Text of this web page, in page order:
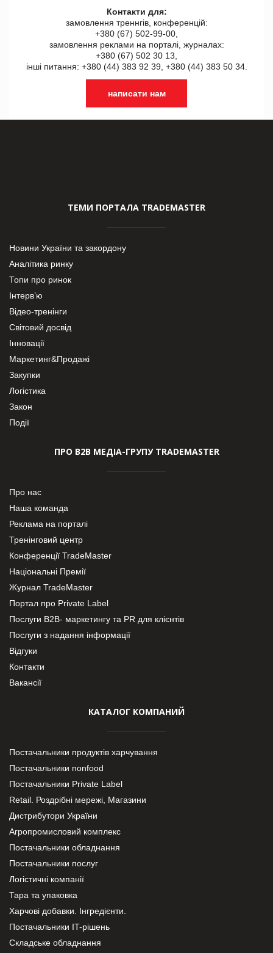
Контакти для:
замовлення треннгів, конференцій:
+380 (67) 502-99-00,
замовлення реклами на порталі, журналах:
+380 (67) 502 30 13,
інші питання: +380 (44) 383 92 39, +380 (44) 383 50 34.
написати нам
ТЕМИ ПОРТАЛА TRADEMASTER
Новини України та закордону
Аналітика ринку
Топи про ринок
Інтерв’ю
Відео-тренінги
Світовий досвід
Інновації
Маркетинг&Продажі
Закупки
Логістика
Закон
Події
ПРО В2В МЕДІА-ГРУПУ TRADEMASTER
Про нас
Наша команда
Реклама на порталі
Тренінговий центр
Конференції TradeMaster
Національні Премії
Журнал TradeMaster
Портал про Private Label
Послуги В2В- маркетингу та PR для клієнтів
Послуги з надання інформації
Відгуки
Контакти
Вакансії
КАТАЛОГ КОМПАНИЙ
Постачальники продуктів харчування
Постачальники nonfood
Постачальники Private Label
Retail. Роздрібні мережі, Магазини
Дистрибутори України
Агропромисловий комплекс
Постачальники обладнання
Постачальники послуг
Логістичні компанії
Тара та упаковка
Харчові добавки. Інгредієнти.
Постачальники IT-рішень
Складське обладнання